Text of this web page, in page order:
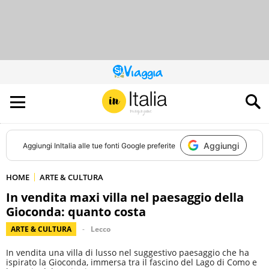
QUESTO
SITO
CONTRIBUISCE
ALL’AUDIENCE
DI
Aggiungi InItalia alle tue fonti Google preferite Aggiungi
HOME ARTE & CULTURA
In vendita maxi villa nel paesaggio della
Gioconda: quanto costa
ARTE & CULTURA Lecco
In vendita una villa di lusso nel suggestivo paesaggio che ha
ispirato la Gioconda, immersa tra il fascino del Lago di Como e